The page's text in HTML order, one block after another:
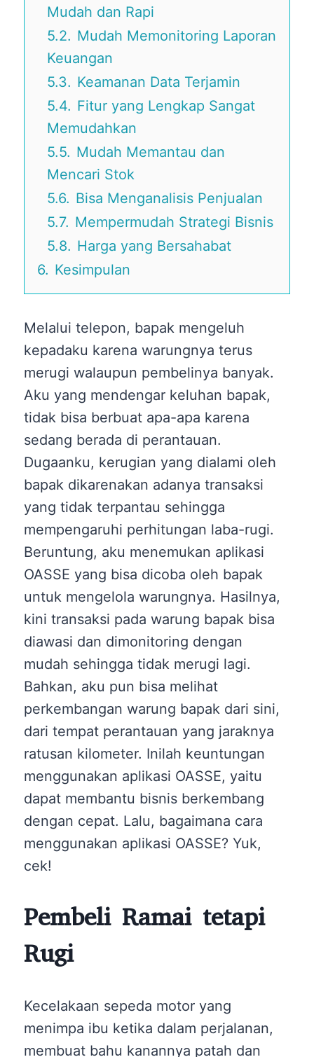
Mudah dan Rapi
5.2. Mudah Memonitoring Laporan
Keuangan
5.3. Keamanan Data Terjamin
5.4. Fitur yang Lengkap Sangat
Memudahkan
5.5. Mudah Memantau dan
Mencari Stok
5.6. Bisa Menganalisis Penjualan
5.7. Mempermudah Strategi Bisnis
5.8. Harga yang Bersahabat
6. Kesimpulan
Melalui telepon, bapak mengeluh
kepadaku karena warungnya terus
merugi walaupun pembelinya banyak.
Aku yang mendengar keluhan bapak,
tidak bisa berbuat apa-apa karena
sedang berada di perantauan.
Dugaanku, kerugian yang dialami oleh
bapak dikarenakan adanya transaksi
yang tidak terpantau sehingga
mempengaruhi perhitungan laba-rugi.
Beruntung, aku menemukan aplikasi
OASSE yang bisa dicoba oleh bapak
untuk mengelola warungnya. Hasilnya,
kini transaksi pada warung bapak bisa
diawasi dan dimonitoring dengan
mudah sehingga tidak merugi lagi.
Bahkan, aku pun bisa melihat
perkembangan warung bapak dari sini,
dari tempat perantauan yang jaraknya
ratusan kilometer. Inilah keuntungan
menggunakan aplikasi OASSE, yaitu
dapat membantu bisnis berkembang
dengan cepat. Lalu, bagaimana cara
menggunakan aplikasi OASSE? Yuk,
cek!
Pembeli Ramai tetapi
Rugi
Kecelakaan sepeda motor yang
menimpa ibu ketika dalam perjalanan,
membuat bahu kanannya patah dan